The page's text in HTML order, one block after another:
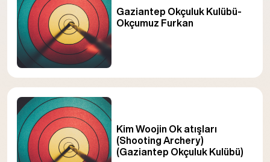
Gaziantep Okçuluk Kulübü-
Okçumuz Furkan
Kim Woojin Ok atışları
(Shooting Archery)
(Gaziantep Okçuluk Kulübü)